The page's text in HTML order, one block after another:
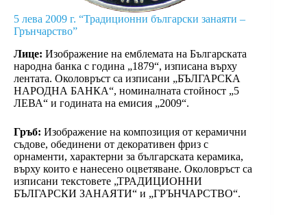
5 лева 2009 г. “Традиционни български занаяти –
Грънчарство”
Лице: Изображение на емблемата на Българската
народна банка с година „1879“, изписана върху
лентата. Околовръст са изписани „БЪЛГАРСКА
НАРОДНА БАНКА“, номиналната стойност „5
ЛЕВА“ и годината на емисия „2009“.
Гръб: Изображение на композиция от керамични
съдове, обединени от декоративен фриз с
орнаменти, характерни за българската керамика,
върху които е нанесено оцветяване. Околовръст са
изписани текстовете „ТРАДИЦИОННИ
БЪЛГАРСКИ ЗАНАЯТИ“ и „ГРЪНЧАРСТВО“.